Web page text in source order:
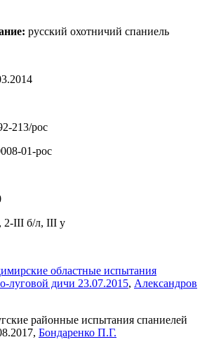
русский охотничий спаниель
213/рос
01-рос
2-III б/л, III у
областные испытания
луговой дичи 23.07.2015, Александров
районные испытания спаниелей
Бондаренко П.Г.